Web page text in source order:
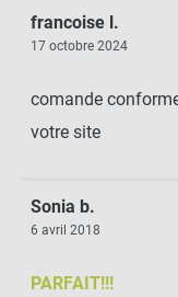
francoise l.
17 octobre 2024
comande
votre site
Sonia b.
6 avril 2018
PARFAIT!!!